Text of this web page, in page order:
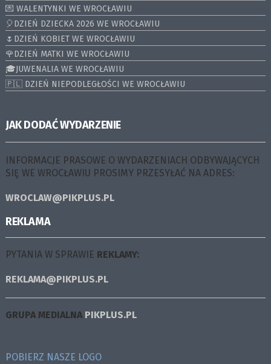
💌 WALENTYNKI WE WROCŁAWIU
🎈DZIEŃ DZIECKA 2026 WE WROCŁAWIU
🌷DZIEŃ KOBIET WE WROCŁAWIU
🌹DZIEŃ MATKI WE WROCŁAWIU
🎓JUWENALIA WE WROCŁAWIU
🇵🇱 DZIEŃ NIEPODLEGŁOŚCI WE WROCŁAWIU
JAK DODAĆ WYDARZENIE
INFORMACJE PRASOWE O WYDARZENIACH ODBYWAJĄCYCH
SIĘ WE WROCŁAWIU PROSIMY PRZESYŁAĆ NA ADRES:
WROCLAW@PIKPLUS.PL
REKLAMA
PYTANIA W SPRAWIE REKLAMY:
REKLAMA@PIKPLUS.PL
GRUPA MEDIALNA PIKPLUS.PL
POBIERZ NASZE LOGO